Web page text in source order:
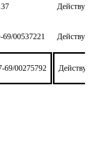
00537221
69/00275792